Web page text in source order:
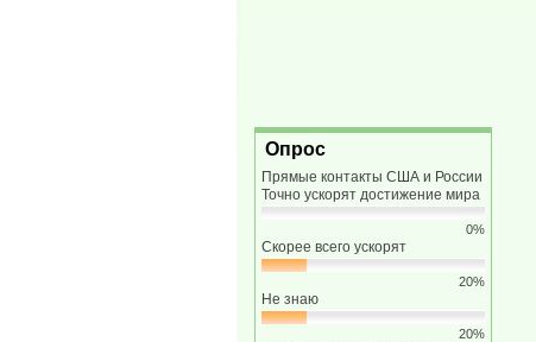
Опрос
Прямые контакты США и России
Точно ускорят достижение мира
0%
Скорее всего ускорят
20%
Не знаю
20%